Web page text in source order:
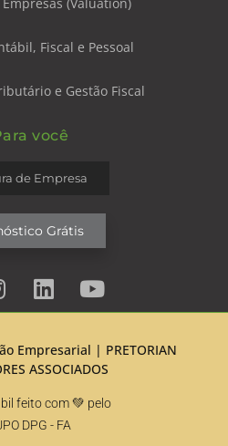
Fiscal e Pessoal
e Gestão Fiscal
você
de Empresa
Grátis
Empresarial | PRETORIAN
ASSOCIADOS
feito com 💚 pelo
DPG - FA